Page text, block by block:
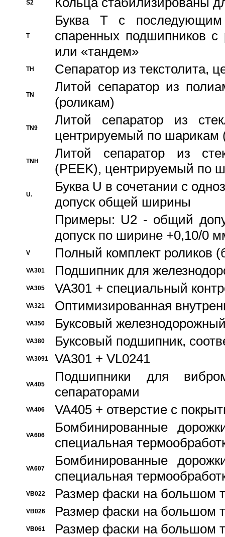
S2
T
Буква T с
спаренных подшипников
или «тандем»
TH Сепаратор из текстолита,
TN
Литой сепаратор из
(роликам)
TN9
Литой сепаратор из
центрируемый по шарикам
TNH
Литой сепаратор из
(PEEK), центрируемый по
U.
Буква U в сочетании с
допуск общей ширины
Примеры: U2 - общий
допуск по ширине +0,10/0
V Полный комплект роликов
VA301 Подшипник для
VA305 VA301 + специальный
VA321 Оптимизированная
VA350 Буксовый
VA380 Буксовый подшипник,
VA3091 VA301 + VL0241
VA405
Подшипники для
сепараторами
VA406 VA405 + отверстие с
VA606
Бомбинированные
специальная
VA607
Бомбинированные
специальная
VB022 Размер фаски на большом
VB026 Размер фаски на большом
VB061 Размер фаски на большом